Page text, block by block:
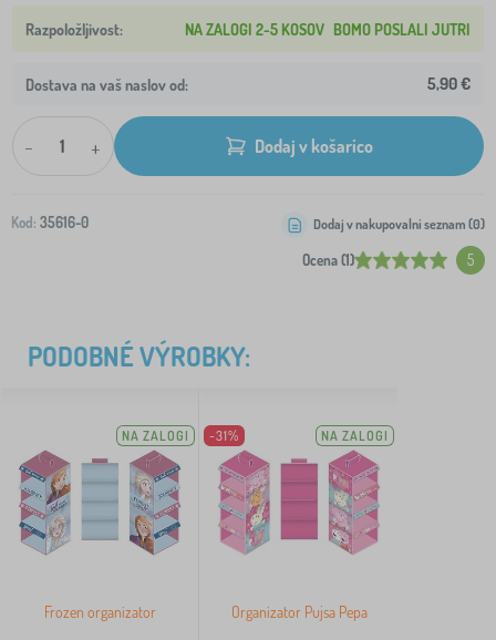
NA ZALOGI 2-5 KOSOV BOMO POSLALI JUTRI
Dostava na vaš naslov od: 5,90 €
- + Dodaj v košarico
Kod: 35616-0
Ocena (1) 5
Dodaj v nakupovalni seznam (0)
PODOBNÉ VÝROBKY:
NA ZALOGI
Frozen organizator
-31% NA ZALOGI
Organizator Pujsa Pepa